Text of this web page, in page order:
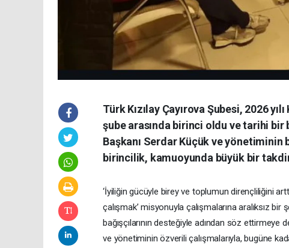
Türk Kızılay Çayırova Şubesi, 2026
şube arasında birinci oldu ve tarihi bir
Başkanı Serdar Küçük ve yönetiminin
birincilik, kamuoyunda büyük bir
‘İyiliğin gücüyle birey ve toplumun dirençliliğini
çalışmak’ misyonuyla çalışmalarına aralıksız
bağışçılarının desteğiyle adından söz ettirmeye
ve yönetiminin özverili çalışmalarıyla, bugüne